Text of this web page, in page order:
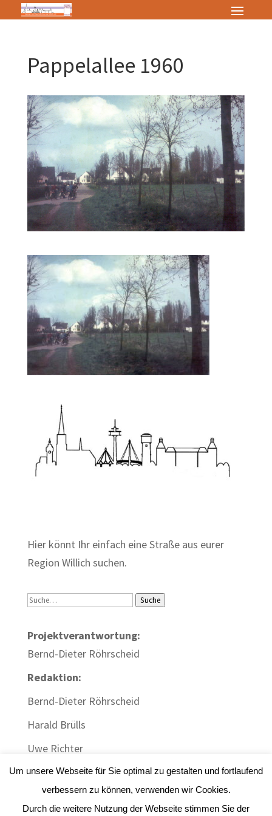
Pappelallee 1960
Hier könnt Ihr einfach eine Straße aus eurer
Region Willich suchen.
Suche Suche
Projektverantwortung:
Bernd-Dieter Röhrscheid
Redaktion:
Bernd-Dieter Röhrscheid
Harald Brülls
Uwe Richter
Um unsere Webseite für Sie optimal zu gestalten und fortlaufend
verbessern zu können, verwenden wir Cookies.
Durch die weitere Nutzung der Webseite stimmen Sie der